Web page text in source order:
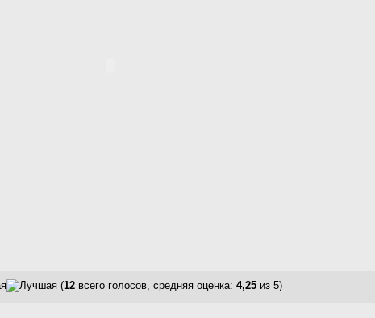
(12 всего голосов, средняя оценка: 4,25 из 5)